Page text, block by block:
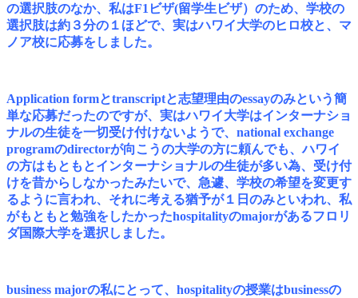
の選択肢のなか、私はF1ビザ(留学生ビザ）のため、学校の
選択肢は約３分の１ほどで、実はハワイ大学のヒロ校と、マ
ノア校に応募をしました。
Application formとtranscriptと志望理由のessayのみという簡
単な応募だったのですが、実はハワイ大学はインターナショ
ナルの生徒を一切受け付けないようで、 national exchange
programのdirectorが向こうの大学の方に頼んでも、ハワイ
の方はもともとインターナショナルの生徒が多い為、受け付
けを昔からしなかったみたいで、急遽、学校の希望を変更す
るように言われ、 それに考える猶予が１日のみといわれ、私
がもともと勉強をしたかったhospitalityのmajorがあるフロリ
ダ国際大学を選択しました。
business majorの私にとって、hospitalityの授業はbusinessの